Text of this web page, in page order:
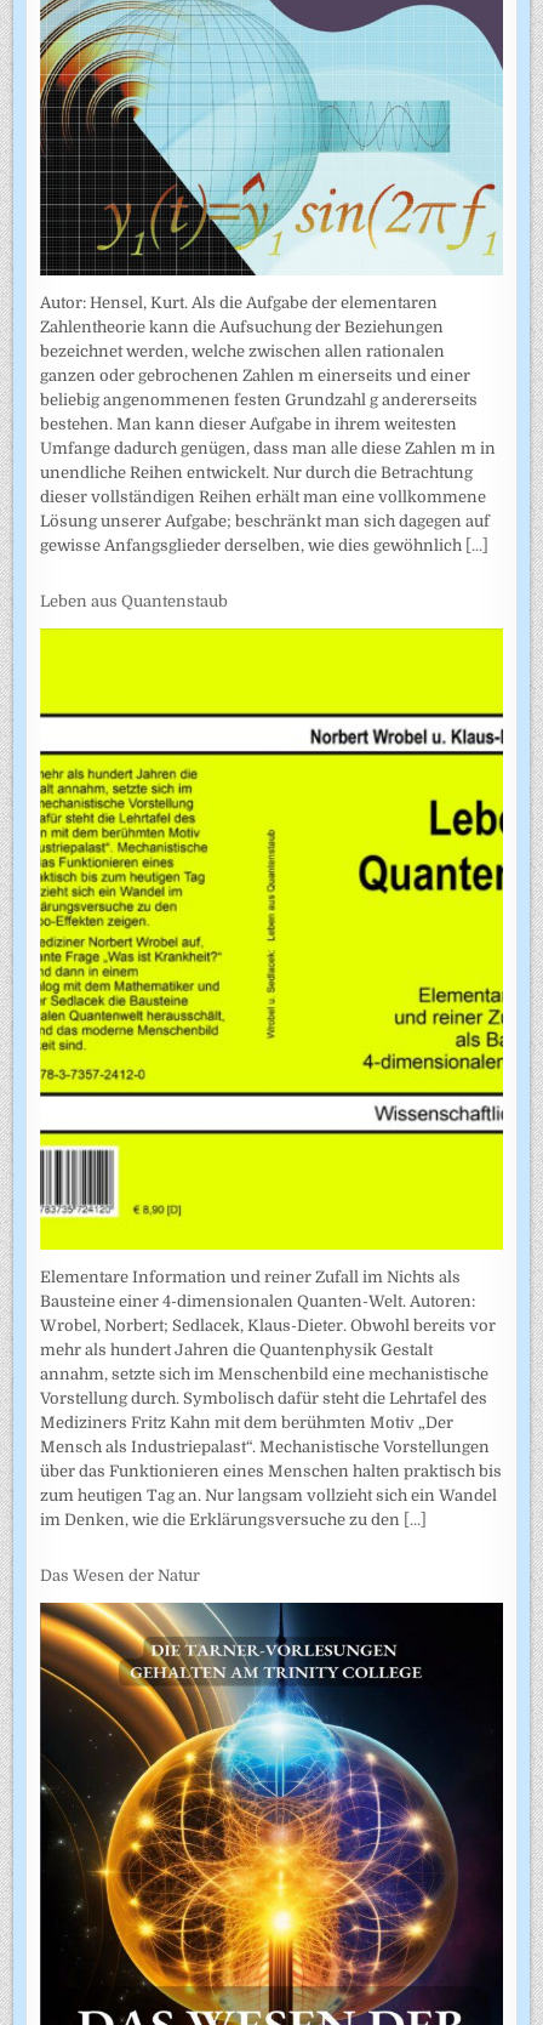
Autor: Hensel, Kurt. Als die Aufgabe der elementaren
Zahlentheorie kann die Aufsuchung der Beziehungen
bezeichnet werden, welche zwischen allen rationalen
ganzen oder gebrochenen Zahlen m einerseits und einer
beliebig angenommenen festen Grundzahl g andererseits
bestehen. Man kann dieser Aufgabe in ihrem weitesten
Umfange dadurch genügen, dass man alle diese Zahlen m in
unendliche Reihen entwickelt. Nur durch die Betrachtung
dieser vollständigen Reihen erhält man eine vollkommene
Lösung unserer Aufgabe; beschränkt man sich dagegen auf
gewisse Anfangsglieder derselben, wie dies gewöhnlich [...]
Leben aus Quantenstaub
Elementare Information und reiner Zufall im Nichts als
Bausteine einer 4-dimensionalen Quanten-Welt. Autoren:
Wrobel, Norbert; Sedlacek, Klaus-Dieter. Obwohl bereits vor
mehr als hundert Jahren die Quantenphysik Gestalt
annahm, setzte sich im Menschenbild eine mechanistische
Vorstellung durch. Symbolisch dafür steht die Lehrtafel des
Mediziners Fritz Kahn mit dem berühmten Motiv „Der
Mensch als Industriepalast“. Mechanistische Vorstellungen
über das Funktionieren eines Menschen halten praktisch bis
zum heutigen Tag an. Nur langsam vollzieht sich ein Wandel
im Denken, wie die Erklärungsversuche zu den [...]
Das Wesen der Natur